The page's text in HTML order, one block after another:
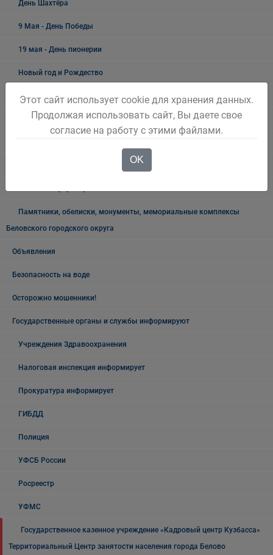
День Шахтёра
9 Мая - День Победы
19 мая - День пионерии
Новый год и Рождество
300 ЛЕТ КУЗБАССУ
Как живёшь, ветеран?
Памятники, обелиски, монументы, мемориальные комплексы
Беловского городского округа
Объявления
Безопасность на воде
Осторожно мошенники!
Государственные органы и службы информируют
Учреждения Здравоохранения
Налоговая инспекция информирует
Прокуратура информирует
ГИБДД
Полиция
УФСБ России
Росреестр
УФМС
Государственное казенное учреждение «Кадровый центр Кузбасса»
Территориальный Центр занятости населения города Белово
Этот сайт использует cookie для хранения данных.
Продолжая использовать сайт, Вы даете свое
согласие на работу с этими файлами.
OK